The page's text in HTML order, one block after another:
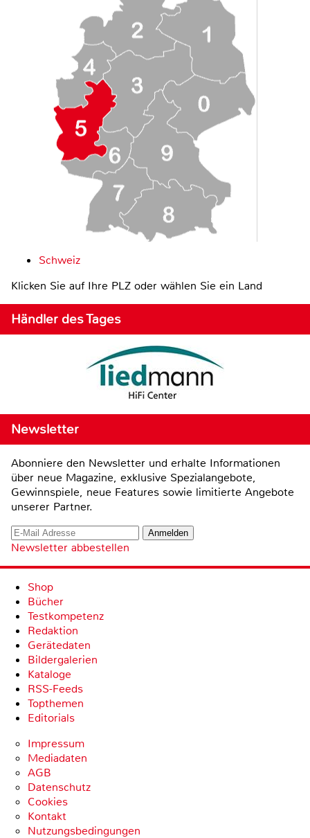
Schweiz
Klicken Sie auf Ihre PLZ oder wählen Sie ein Land
Händler des Tages
Newsletter
Abonniere den Newsletter und erhalte Informationen
über neue Magazine, exklusive Spezialangebote,
Gewinnspiele, neue Features sowie limitierte Angebote
unserer Partner.
Newsletter abbestellen
Shop
Bücher
Testkompetenz
Redaktion
Gerätedaten
Bildergalerien
Kataloge
RSS-Feeds
Topthemen
Editorials
Impressum
Mediadaten
AGB
Datenschutz
Cookies
Kontakt
Nutzungsbedingungen